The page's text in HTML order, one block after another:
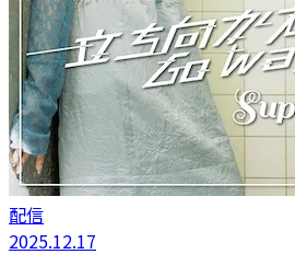
配信
2025.12.17